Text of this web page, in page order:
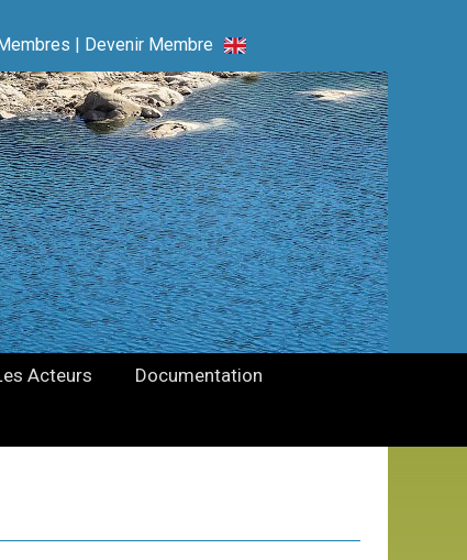
| Devenir Membre
Acteurs
Documentation